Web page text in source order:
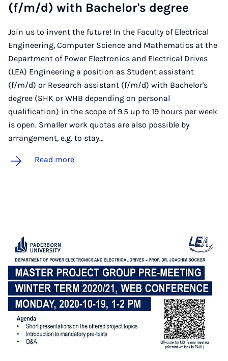
(f/m/d) with Bach­el­or's de­gree
Join us to invent the future! In the Faculty of Electrical
Engineering, Computer Science and Mathematics at the
Department of Power Electronics and Electrical Drives
(LEA) Engineering a position as Student assistant
(f/m/d) or Research assistant (f/m/d) with Bachelor's
degree (SHK or WHB depending on personal
qualification) in the scope of 9.5 up to 19 hours per week
is open. Smaller work quotas are also possible by
arrangement, e.g. to stay…
Read more